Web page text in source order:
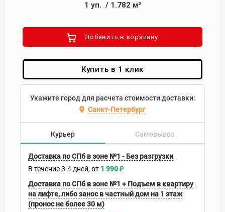
1 уп. / 1.782 м²
Добавить в корзиину
Купить в 1 клик
Укажите город для расчета стоимости доставки:
Санкт-Петербург
Курьер Самовывоз
Доставка по СПб в зоне №1 - Без разгрузки
В течение3-4 дней 1 990₽
Доставка по СПб в зоне №1 + Подъем в квартиру
на лифте, либо занос в частный дом на 1 этаж
(пронос не более 30 м)